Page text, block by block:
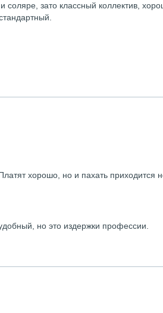
соляре, зато классный коллектив,
хорошо, но и пахать
но это издержки профессии.